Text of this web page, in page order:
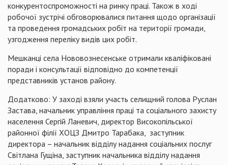
конкурентоспроможності на ринку праці. Також в ході
робочої зустрічі обговорювалися питання щодо організації
та проведення громадських робіт на території громади,
узгодження переліку видів цих робіт.
Мешканці села Нововознесенське отримали кваліфіковані
поради і консультації відповідно до компетенції
представників установ району.
Додатково: У заході взяли участь селищний голова Руслан
Застава, начальник управління праці та соціального захисту
населення Сергій Ланевич, директор Високопільської
районної філії ХОЦЗ Дмитро Тарабака, заступник
директора – начальник відділу надання соціальних послуг
Світлана Гущіна, заступник начальника відділу надання